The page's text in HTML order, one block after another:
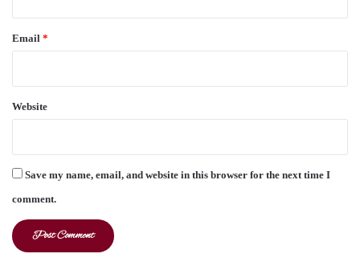
Email *
Website
Save my name, email, and website in this browser for the next time I
comment.